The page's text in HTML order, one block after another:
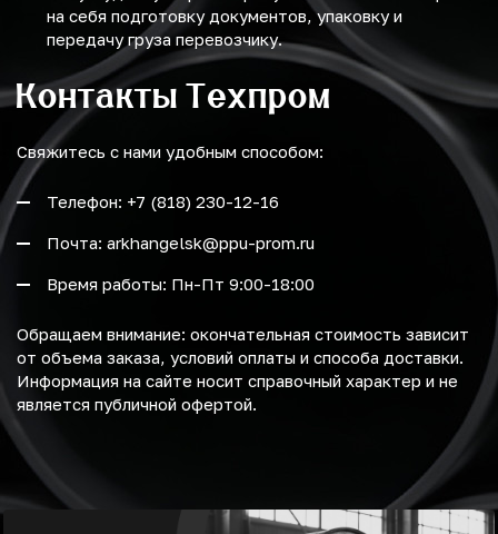
на себя подготовку документов, упаковку и
передачу груза перевозчику.
Контакты Техпром
Свяжитесь с нами удобным способом:
Телефон: +7 (818) 230-12-16
Почта: arkhangelsk@ppu-prom.ru
Время работы: Пн-Пт 9:00-18:00
Обращаем внимание: окончательная стоимость зависит
от объема заказа, условий оплаты и способа доставки.
Информация на сайте носит справочный характер и не
является публичной офертой.